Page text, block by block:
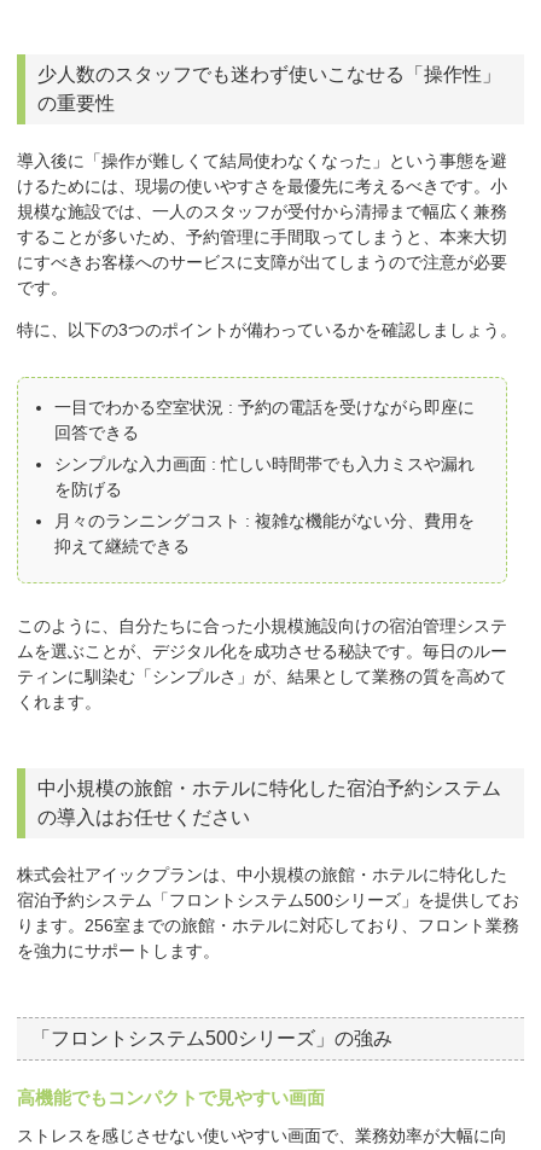
少人数のスタッフでも迷わず使いこなせる「操作性」
の重要性
導入後に「操作が難しくて結局使わなくなった 」という事態を避
けるためには、現場の使いやすさ を最優先に考えるべきです。小
規模な施設では、一人のスタッフが受付から清掃まで幅広く兼務
することが多いため、予約管理に手間取ってしまうと、本来大切
にすべきお客様へのサービスに支障が出てしまうので注意が必要
です。
特に、以下の3つのポイントが備わっているかを確認しましょう。
一目でわかる空室状況 : 予約の電話を受けながら即座に
回答できる
シンプルな入力画面 : 忙しい時間帯でも入力ミスや漏れ
を防げる
月々のランニングコスト : 複雑な機能がない分、費用を
抑えて継続できる
このように、 自分たちに合った小規模施設向けの宿泊管理システ
ムを選ぶことが、デジタル化を成功させる秘訣です。毎日のルー
ティンに馴染む「シンプルさ」が、結果として業務の質を高めて
くれます。
中小規模の旅館・ホテルに特化した宿泊予約システム
の導入はお任せください
株式会社アイックプランは、中小規模の旅館・ホテルに特化した
宿泊予約システム「フロントシステム500シリーズ」を提供してお
ります。256室までの旅館・ホテルに対応しており、フロント業務
を強力にサポートします。
「フロントシステム500シリーズ」の強み
高機能でもコンパクトで見やすい画面
ストレスを感じさせない使いやすい画面で、業務効率が大幅に向